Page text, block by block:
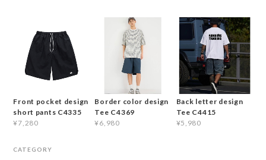
Front pocket design
short pants C4335
¥7,280
Border color design
Tee C4369
¥6,980
Back letter design
Tee C4415
¥5,980
CATEGORY